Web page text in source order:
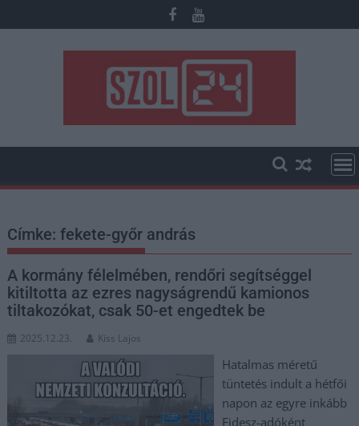
to
Címke:fekete-győr andrás
A kormány félelmében, rendőri segítséggel
kitiltotta az ezres nagyságrendű kamionos
tiltakozókat, csak 50-et engedtek be
2025.12.23. Kiss Lajos
Hatalmas méretű
tüntetés indult a hétfői
napon az egyre inkább
Fidesz-adóként